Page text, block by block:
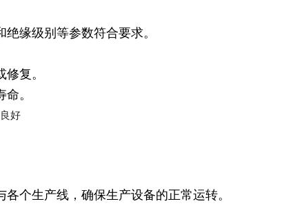
缘级别等参数符合要求。
复。
。
个生产线，确保生产设备的正常运转。